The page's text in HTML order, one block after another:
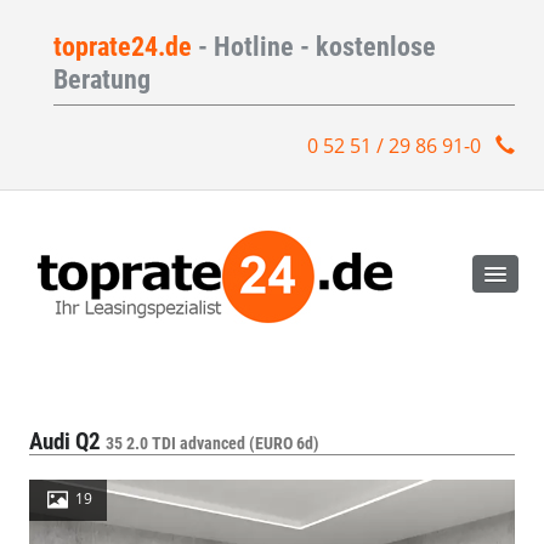
toprate24.de - Hotline - kostenlose
Beratung
0 52 51 / 29 86 91-0
Audi Q2 35 2.0 TDI advanced (EURO 6d)
19